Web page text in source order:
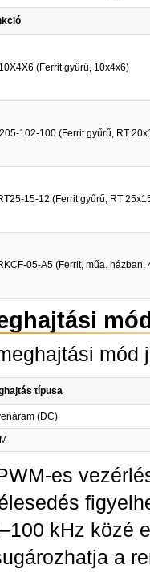
(Ferrit gyűrű, 10x4x6)
102-100 (Ferrit gyűrű, RT
15-12 (Ferrit gyűrű, RT
05-A5 (Ferrit, műa.
mód
típusa
(DC)
es
kHz közé
a